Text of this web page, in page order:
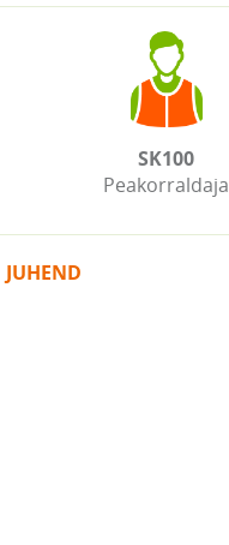
SK100
Peakorraldaja
JUHEND